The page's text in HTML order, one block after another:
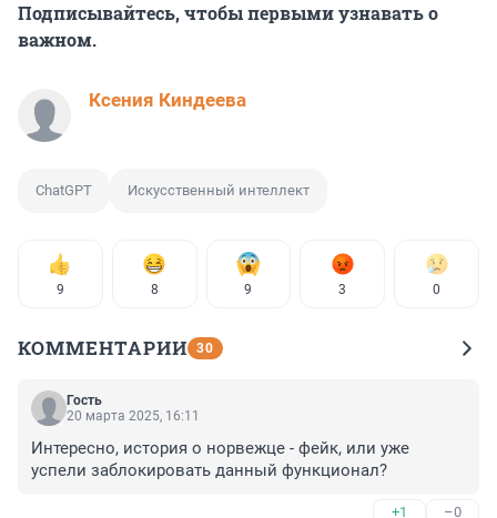
Подписывайтесь, чтобы первыми узнавать о
важном.
Ксения Киндеева
ChatGPT Искусственный интеллект
9 8 9 3 0
КОММЕНТАРИИ 30
Гость
20 марта 2025, 16:11
Интересно, история о норвежце - фейк, или уже
успели заблокировать данный функционал?
+1 –0